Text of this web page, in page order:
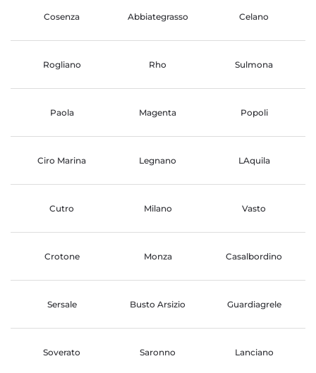
Cosenza Abbiategrasso Celano
Rogliano Rho Sulmona
Paola Magenta Popoli
Ciro Marina Legnano LAquila
Cutro Milano Vasto
Crotone Monza Casalbordino
Sersale Busto Arsizio Guardiagrele
Soverato Saronno Lanciano